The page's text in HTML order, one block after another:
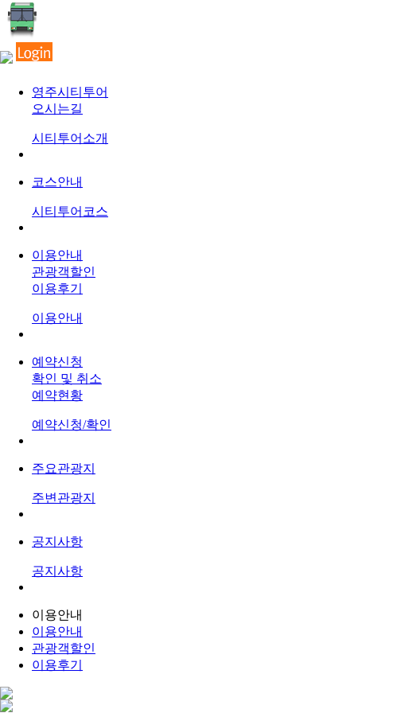
영주시티투어
오시는길
시티투어소개
코스안내
시티투어코스
이용안내
관광객할인
이용후기
이용안내
예약신청
확인 및 취소
예약현황
예약신청/확인
주요관광지
주변관광지
공지사항
공지사항
이용안내
이용안내
관광객할인
이용후기